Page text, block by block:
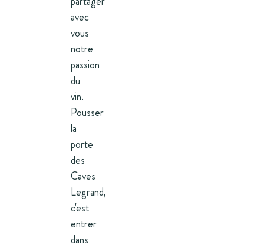
avec
vous
notre
passion
du
vin.
Pousser
la
porte
des
Caves
Legrand,
c'est
entrer
dans